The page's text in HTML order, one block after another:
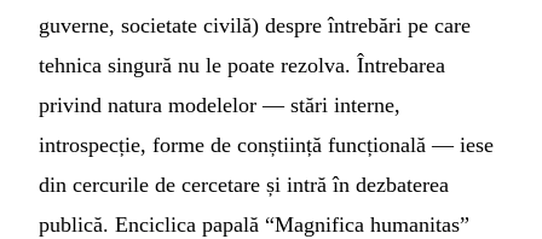
guverne, societate civilă) despre întrebări pe care
tehnica singură nu le poate rezolva. Întrebarea
privind natura modelelor — stări interne,
introspecție, forme de conștiință funcțională — iese
din cercurile de cercetare și intră în dezbaterea
publică. Enciclica papală “Magnifica humanitas”